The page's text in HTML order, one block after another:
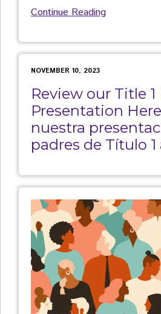
Continue Reading
NOVEMBER 10, 2023
Review our Title
Presentation
nuestra
padres de Título